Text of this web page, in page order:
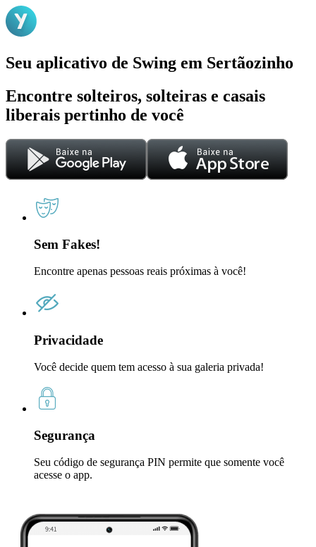
Seu aplicativo de Swing em Sertãozinho
Encontre solteiros, solteiras e casais
liberais pertinho de você
Sem Fakes!
Encontre apenas pessoas reais próximas à você!
Privacidade
Você decide quem tem acesso à sua galeria privada!
Segurança
Seu código de segurança PIN permite que somente você
acesse o app.